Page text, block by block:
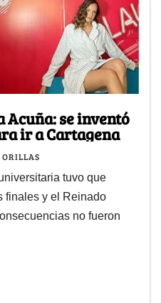
Acuña: se inventó
ir a Cartagena
ORILLAS
tuvo que
finales y el Reinado
no fueron